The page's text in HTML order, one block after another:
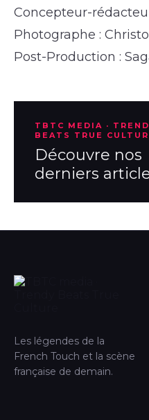
Concepteur-
Photographe :
Post-Production :
TBTC MEDIA ·
BEATS TRUE
Découvre nos
derniers
Les légendes de la
French Touch et la scène
française de demain.